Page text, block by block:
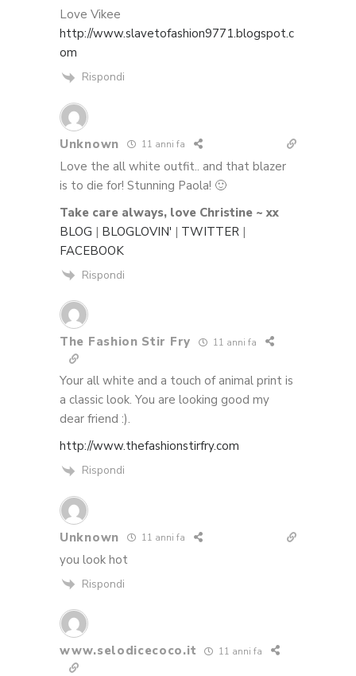
Love Vikee
http://www.slavetofashion9771.blogspot.c
om
Rispondi
Unknown 11 anni fa
Love the all white outfit.. and that blazer
is to die for! Stunning Paola! 🙂
Take care always, love Christine ~ xx
BLOG | BLOGLOVIN' | TWITTER |
FACEBOOK
Rispondi
The Fashion Stir Fry 11 anni fa
Your all white and a touch of animal print is
a classic look. You are looking good my
dear friend :).
http://www.thefashionstirfry.com
Rispondi
Unknown 11 anni fa
you look hot
Rispondi
www.selodicecoco.it 11 anni fa